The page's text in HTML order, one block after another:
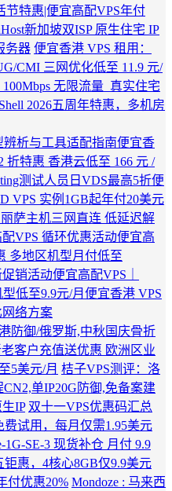
节特惠|便宜高配VPS年付
新加坡双ISP 原生住宅 IP
务器 便宜香港 VPS 租用：
CMI 三网优化低至 11.9 元/
无限流量_真实住宅
2026五周年特惠，多机房
析与工具适配指南便宜香
折特惠 香港云低至 166 元 /
测试人员日VDS最高5折便
VPS 实例1GB起年付20美元
萨主机三网直连 低延迟解
VPS 循环优惠活动便宜高
多地区机型月付低至
促销活动便宜高配VPS｜
低至9.9元/月 便宜香港 VPS
络方案
防御/俄罗斯,中秋国庆骨折
老客户充值送优惠 欧洲区业
5美元/月 桔子VPS测评：洛
单IP20G防御,免备案建
IP 双十一VPS优惠码汇总
费试用，每月仅需1.95美元
SE-3 现货补仓 月付 9.9
钜惠，4核心8GB仅9.9美元
付优惠20% Mondoze : 马来西